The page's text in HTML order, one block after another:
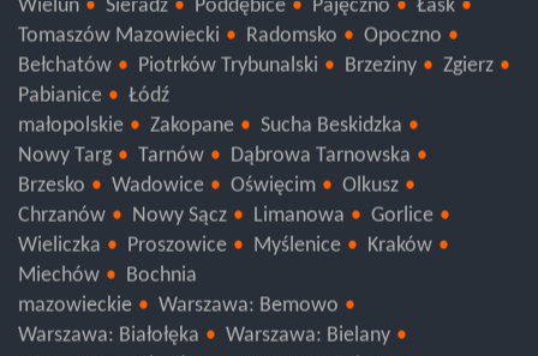
Wieluń
Sieradz Poddębice Pajęczno
Łask
Tomaszów Mazowiecki
Radomsko
Opoczno
Bełchatów
Piotrków Trybunalski Brzeziny
Zgierz
Pabianice
Łódź
małopolskie
Zakopane
Sucha Beskidzka
Nowy Targ
Tarnów
Dąbrowa Tarnowska
Brzesko
Wadowice Oświęcim
Olkusz
Chrzanów
Nowy Sącz Limanowa
Gorlice
Wieliczka
Proszowice Myślenice
Kraków
Miechów
Bochnia
mazowieckie
Warszawa: Bemowo
Warszawa: Białołęka
Warszawa: Bielany